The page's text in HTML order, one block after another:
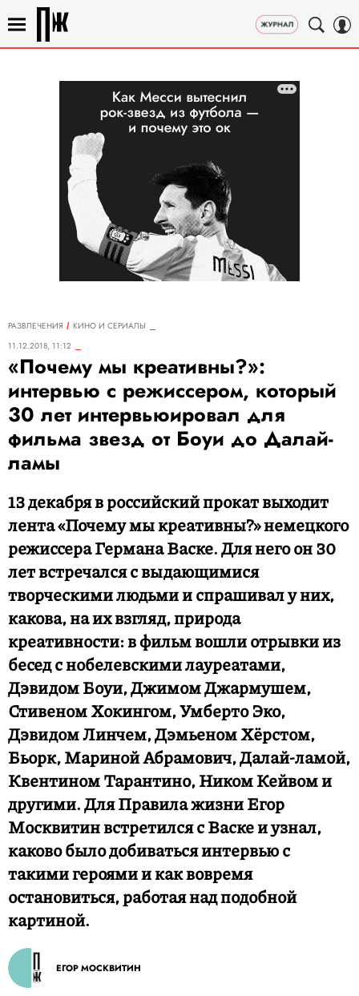
РАЗВЛЕЧЕНИЯ
КИНО И СЕРИАЛЫ
11.12.2018, 11:12
«Почему мы креативны?»:
интервью с режиссером, который
30 лет интервьюировал для
фильма звезд от Боуи до Далай-
ламы
13 декабря в российский прокат выходит
лента «Почему мы креативны?» немецкого
режиссера Германа Васке. Для него он 30
лет встречался с выдающимися
творческими людьми и спрашивал у них,
какова, на их взгляд, природа
креативности: в фильм вошли отрывки из
бесед с нобелевскими лауреатами,
Дэвидом Боуи, Джимом Джармушем,
Стивеном Хокингом, Умберто Эко,
Дэвидом Линчем, Дэмьеном Хёрстом,
Бьорк, Мариной Абрамович, Далай-ламой,
Квентином Тарантино, Ником Кейвом и
другими. Для Правила жизни Егор
Москвитин встретился с Васке и узнал,
каково было добиваться интервью с
такими героями и как вовремя
остановиться, работая над подобной
картиной.
ЕГОР МОСКВИТИН